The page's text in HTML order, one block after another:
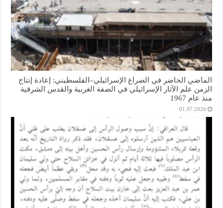
الماضي الحاضر في الصراع الإسرائيلي–الفلسطيني: إعادة إنتاج
الزمن علم الآثار الإسرائيلي في الضفة الغربية والقدس الشرقية
منذ عام 1967
01.07.2026